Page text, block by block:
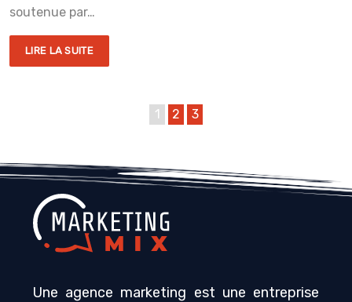
soutenue par…
LIRE LA SUITE
1 2 3
Une agence marketing est une entreprise